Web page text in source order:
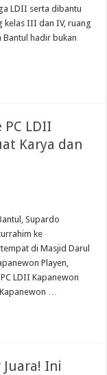
LDII serta dibantu
kelas III dan IV, ruang
hadir bukan
LDII
Karya dan
Supardo
ke
di Masjid Darul
Playen,
LDII Kapanewon
Kapanewon …
Juara! Ini